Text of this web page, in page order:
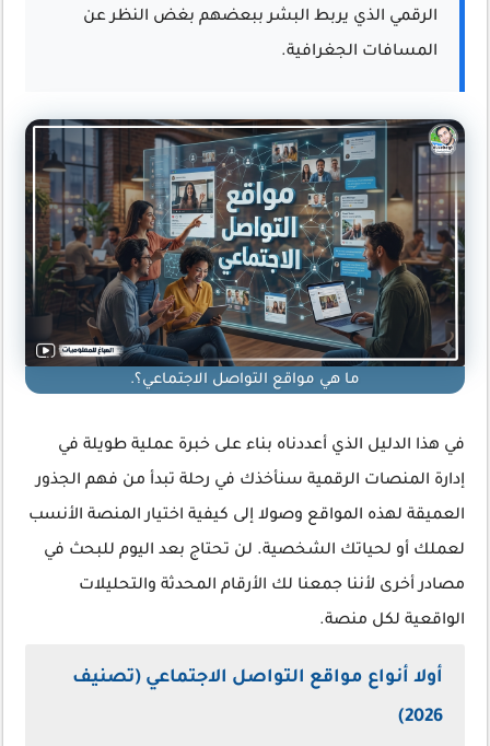
الرقمي الذي يربط البشر ببعضهم بغض النظر عن
المسافات الجغرافية.
ما هي مواقع التواصل الاجتماعي؟.
في هذا الدليل الذي أعددناه بناء على خبرة عملية طويلة في
إدارة المنصات الرقمية سنأخذك في رحلة تبدأ من فهم الجذور
العميقة لهذه المواقع وصولا إلى كيفية اختيار المنصة الأنسب
لعملك أو لحياتك الشخصية. لن تحتاج بعد اليوم للبحث في
مصادر أخرى لأننا جمعنا لك الأرقام المحدثة والتحليلات
الواقعية لكل منصة.
أولا أنواع مواقع التواصل الاجتماعي (تصنيف
2026)